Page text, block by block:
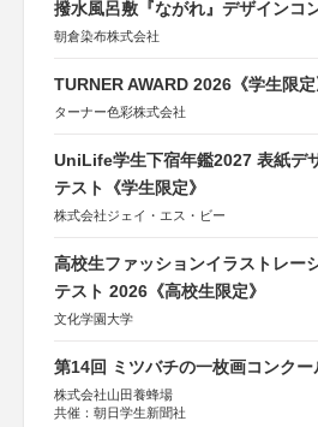
撥水風呂敷『ながれ』デザインコ
朝倉染布株式会社
TURNER AWARD 2026《学生限定
ターナー色彩株式会社
UniLife学生下宿年鑑2027 表紙デ
テスト《学生限定》
株式会社ジェイ・エス・ビー
高校生ファッションイラストレー
テスト 2026《高校生限定》
文化学園大学
第14回 ミツバチの一枚画コンクー
株式会社山田養蜂場
共催：朝日学生新聞社